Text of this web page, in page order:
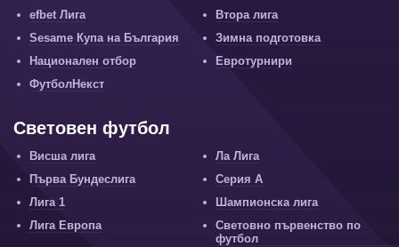
efbet Лига
Втора лига
Sesame Купа на България
Зимна подготовка
Национален отбор
Евротурнири
ФутболНекст
Световен футбол
Висша лига
Ла Лига
Първа Бундеслига
Серия А
Лига 1
Шампионска лига
Лига Европа
Световно първенство по
футбол